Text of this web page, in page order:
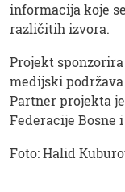
informacija koje
različitih izvora.
Projekt
medijski podržava
Partner projekta
Federacije Bosne
Foto: Halid